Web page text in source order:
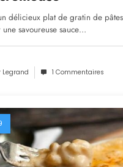
délicieux plat de gratin de
savoureuse sauce…
Legrand 1 Commentaires